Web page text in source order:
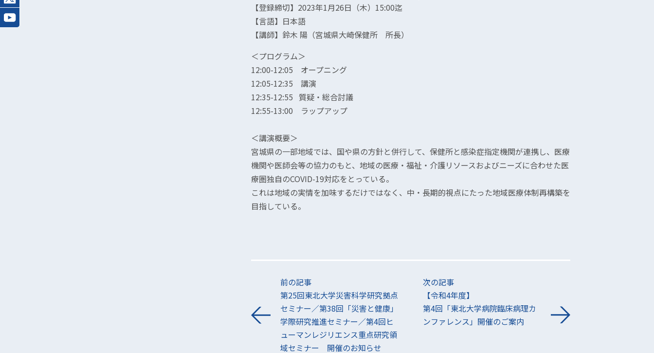
【登録締切】2023年1月26日（木）15:00迄
【言語】日本語
【講師】鈴木 陽（宮城県大崎保健所 所長）
＜プログラム＞
12:00-12:05 オープニング
12:05-12:35 講演
12:35-12:55 質疑・総合討議
12:55-13:00 ラップアップ
＜講演概要＞
宮城県の一部地域では、国や県の方針と併行して、保健所と感染症指定機関が連携し、医療
機関や医師会等の協力のもと、地域の医療・福祉・介護リソースおよびニーズに合わせた医
療圏独自のCOVID-19対応をとっている。
これは地域の実情を加味するだけではなく、中・長期的視点にたった地域医療体制再構築を
目指している。
前の記事
第25回東北⼤学災害科学研究拠点
セミナー／第38回「災害と健康」
学際研究推進セミナー／第4回ヒ
ューマンレジリエンス重点研究領
域セミナー 開催のお知らせ
次の記事
【令和4年度】
第4回「東北大学病院臨床病理カ
ンファレンス」開催のご案内